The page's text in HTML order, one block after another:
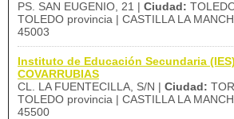
PS. SAN EUGENIO, 21 | Ciudad:
TOLEDO provincia | CASTILLA LA
45003
Instituto de Educación Secundaria
COVARRUBIAS
CL. LA FUENTECILLA, S/N | Ciudad:
TOLEDO provincia | CASTILLA LA
45500